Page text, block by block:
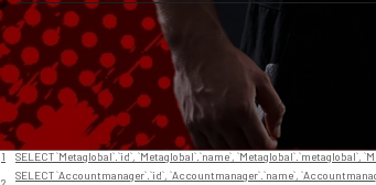
// En app/View/Layouts/default.ctp
NrQuery
1
SELECT `Metaglobal`.`id`, `Metaglobal`.`name`, `Metaglobal`.`metaglobal`,
2
SELECT `Accountmanager`.`id`, `Accountmanager`.`name`,